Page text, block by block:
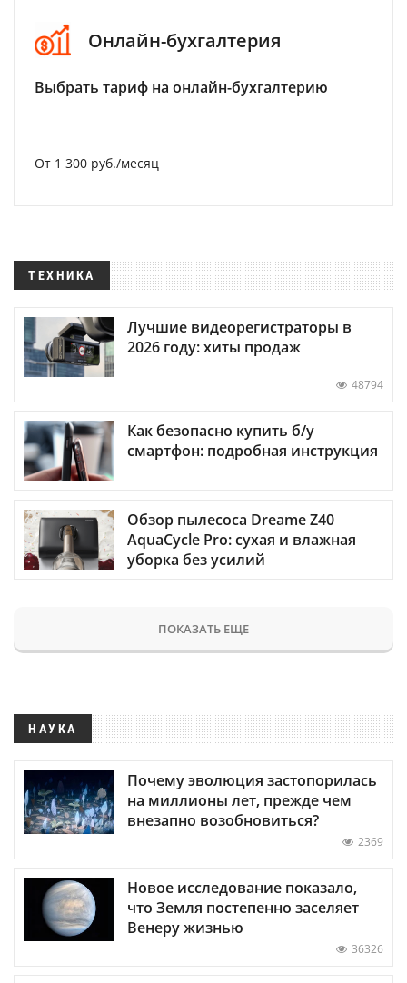
Онлайн-бухгалтерия
Выбрать тариф на онлайн-бухгалтерию
От 1 300 руб./месяц
ТЕХНИКА
Лучшие видеорегистраторы в
2026 году: хиты продаж
48794
Как безопасно купить б/у
смартфон: подробная инструкция
Обзор пылесоса Dreame Z40
AquaCycle Pro: сухая и влажная
уборка без усилий
ПОКАЗАТЬ ЕЩЕ
НАУКА
Почему эволюция застопорилась
на миллионы лет, прежде чем
внезапно возобновиться?
2369
Новое исследование показало,
что Земля постепенно заселяет
Венеру жизнью
36326